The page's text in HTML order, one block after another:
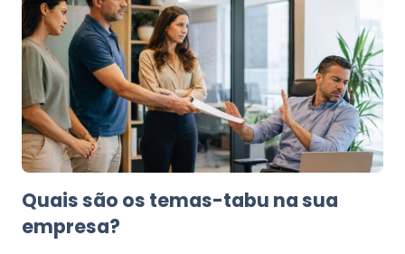
Quais são os temas-tabu na sua
empresa?